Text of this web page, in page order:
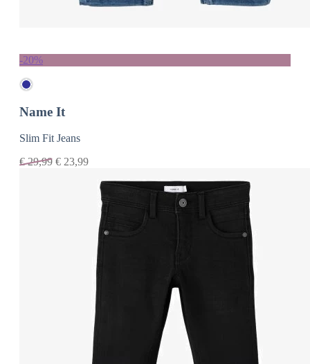
-20%
Name It
Slim Fit Jeans
€29,99 € 23,99